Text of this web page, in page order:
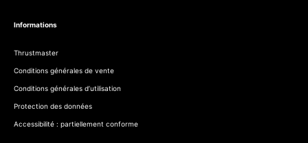
Informations
Thrustmaster
Conditions générales de vente
Conditions générales d’utilisation
Protection des données
Accessibilité : partiellement conforme